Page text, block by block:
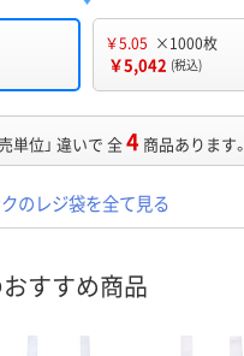
￥5.05 ×1000枚
￥5,042 (税込)
売単位」 違いで 全4 商品あります。
のレジ袋を全て見る
すすめ商品